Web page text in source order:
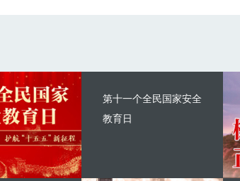
第十一个全民国家安全
教育日